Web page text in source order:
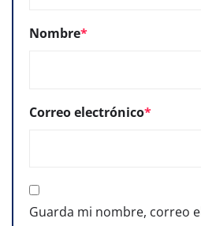
Nombre*
Correo electrónico*
Guarda mi nombre, correo